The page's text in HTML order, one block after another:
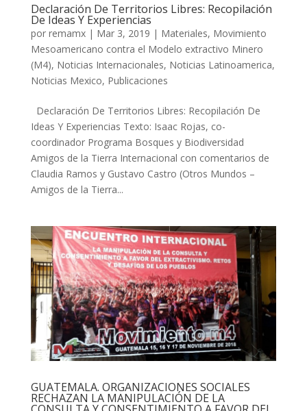
Declaración De Territorios Libres: Recopilación
De Ideas Y Experiencias
por remamx| Mar 3, 2019 | Materiales, Movimiento
Mesoamericano contra el Modelo extractivo Minero
(M4), Noticias Internacionales, Noticias Latinoamerica,
Noticias Mexico, Publicaciones
Declaración De Territorios Libres: Recopilación De
Ideas Y Experiencias Texto: Isaac Rojas, co-
coordinador Programa Bosques y Biodiversidad
Amigos de la Tierra Internacional con comentarios de
Claudia Ramos y Gustavo Castro (Otros Mundos –
Amigos de la Tierra...
GUATEMALA. ORGANIZACIONES SOCIALES
RECHAZAN LA MANIPULACIÓN DE LA